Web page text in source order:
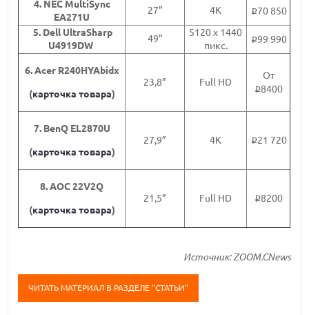
4. NEC MultiSync
EA271U
27” 4K i70 850
5. Dell UltraSharp
U4919DW
49”
5120 x 1440
пикс.
i99 990
6. Acer R240HYAbidx
(карточка товара)
23,8” Full HD
От
i8400
7. BenQ EL2870U
(карточка товара)
27,9” 4K i21 720
8. AOC 22V2Q
(карточка товара)
21,5” Full HD i8200
Источник: ZOOM.CNews
ЧИТАТЬ МАТЕРИАЛ В РАЗДЕЛЕ "СТАТЬИ"